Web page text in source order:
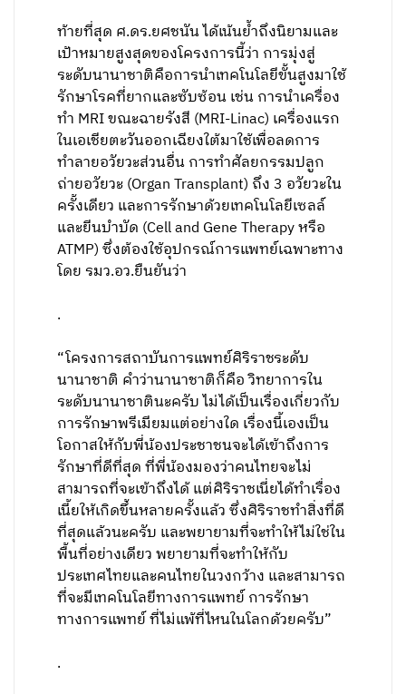
ท้ายที่สุด ศ.ดร.ยศชนัน ได้เน้นย้ำถึงนิยามและ
เป้าหมายสูงสุดของโครงการนี้ว่า การมุ่งสู่
ระดับนานาชาติคือการนำเทคโนโลยีขั้นสูงมาใช้
รักษาโรคที่ยากและซับซ้อน เช่น การนำเครื่อง
ทำ MRI ขณะฉายรังสี (MRI-Linac) เครื่องแรก
ในเอเชียตะวันออกเฉียงใต้มาใช้เพื่อลดการ
ทำลายอวัยวะส่วนอื่น การทำศัลยกรรมปลูก
ถ่ายอวัยวะ (Organ Transplant) ถึง 3 อวัยวะใน
ครั้งเดียว และการรักษาด้วยเทคโนโลยีเซลล์
และยีนบำบัด (Cell and Gene Therapy หรือ
ATMP) ซึ่งต้องใช้อุปกรณ์การแพทย์เฉพาะทาง
โดย รมว.อว.ยืนยันว่า
.
“โครงการสถาบันการแพทย์ศิริราชระดับ
นานาชาติ คำว่านานาชาติก็คือ วิทยาการใน
ระดับนานาชาตินะครับ ไม่ได้เป็นเรื่องเกี่ยวกับ
การรักษาพรีเมียมแต่อย่างใด เรื่องนี้เองเป็น
โอกาสให้กับพี่น้องประชาชนจะได้เข้าถึงการ
รักษาที่ดีที่สุด ที่พี่น้องมองว่าคนไทยจะไม่
สามารถที่จะเข้าถึงได้ แต่ศิริราชเนี่ยได้ทำเรื่อง
เนี้ยให้เกิดขึ้นหลายครั้งแล้ว ซึ่งศิริราชทำสิ่งที่ดี
ที่สุดแล้วนะครับ และพยายามที่จะทำให้ไม่ใช่ใน
พื้นที่อย่างเดียว พยายามที่จะทำให้กับ
ประเทศไทยและคนไทยในวงกว้าง และสามารถ
ที่จะมีเทคโนโลยีทางการแพทย์ การรักษา
ทางการแพทย์ ที่ไม่แพ้ที่ไหนในโลกด้วยครับ”
.